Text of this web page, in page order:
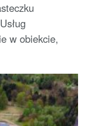
w obiekcie,